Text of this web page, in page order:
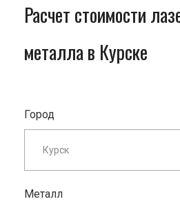
Расчет стоимости
металла в Курске
Город
Металл